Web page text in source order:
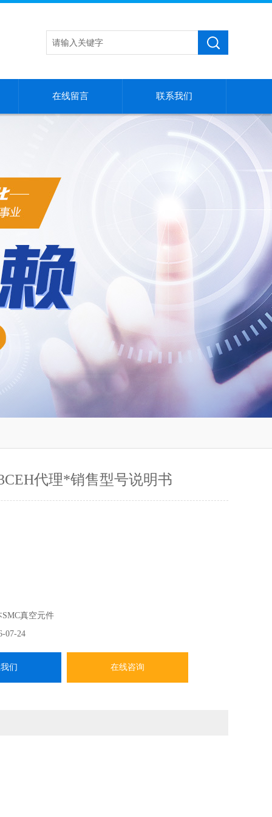
在线留言 联系我们
代理*销售型号说明书
SMC真空元件
07-24
们 在线咨询